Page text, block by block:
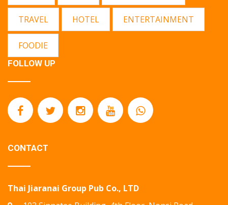
TRAVEL HOTEL ENTERTAINMENT
FOODIE
FOLLOW UP
CONTACT
Thai Jiaranai Group Pub Co., LTD